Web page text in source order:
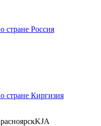
стране Россия
стране Киргизия
KJA